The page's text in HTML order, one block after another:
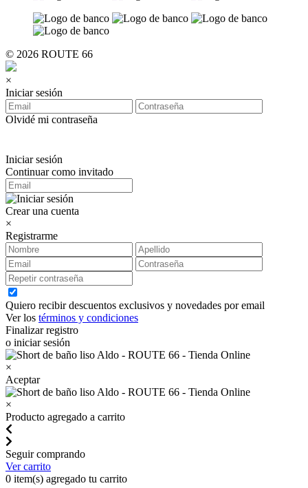
© 2026 ROUTE 66
×
Iniciar sesión
Olvidé mi contraseña
Iniciar sesión
Continuar como invitado
Crear una cuenta
×
Registrarme
Quiero recibir descuentos exclusivos y novedades por email
Ver los términos y condiciones
Finalizar registro
o iniciar sesión
×
Aceptar
×
Producto agregado a carrito
Seguir comprando
Ver carrito
0 item(s) agregado tu carrito